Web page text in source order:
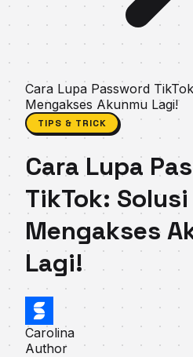
Cara Lupa Password
Mengakses Akunmu Lagi!
TIPS & TRICK
Cara Lupa
TikTok:
Mengakses
Lagi!
Carolina
Author